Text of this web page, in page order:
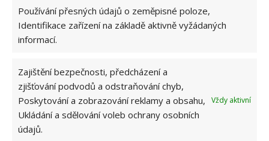
Používání přesných údajů o zeměpisné poloze,
Identifikace zařízení na základě aktivně vyžádaných
informací.
Zajištění bezpečnosti, předcházení a
zjišťování podvodů a odstraňování chyb,
Poskytování a zobrazování reklamy a obsahu,
Ukládání a sdělování voleb ochrany osobních
údajů.
Vždy aktivní
Hana Musilová
Do redakce Bydlimeutulne.cz se
přidala během svých studií a práce